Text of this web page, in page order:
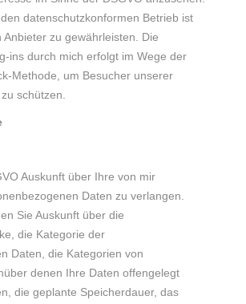
datenschutzkonformen Betrieb ist
zu gewährleisten. Die
ins durch mich erfolgt im Wege der
Methode, um Besucher unserer
schützen.
Auskunft über Ihre von mir
Daten zu verlangen.
Sie Auskunft über die
die Kategorie der
Daten, die Kategorien von
denen Ihre Daten offengelegt
die geplante Speicherdauer, das